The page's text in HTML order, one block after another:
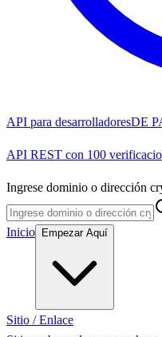
API para desarrolladoresDE
API REST con 100
Ingrese dominio o dirección
Inicio Empezar Aquí
Sitio / Enlace